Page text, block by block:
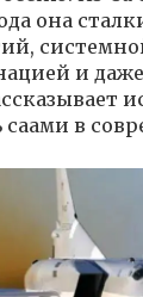
она
и
саами в